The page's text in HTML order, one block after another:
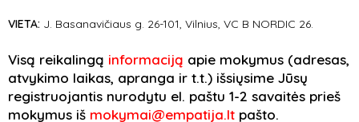
VIETA: J. Basanavičiaus g. 26-101, Vilnius, VC B NORDIC 26.
Visą reikalingą informaciją apie mokymus (adresas,
atvykimo laikas, apranga ir t.t.) išsiųsime Jūsų
registruojantis nurodytu el. paštu 1-2 savaitės prieš
mokymus iš mokymai@empatija.lt pašto.